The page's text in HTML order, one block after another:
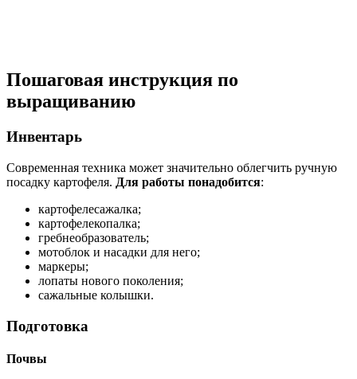
Пошаговая инструкция по
выращиванию
Инвентарь
Современная техника может значительно облегчить ручную
посадку картофеля. Для работы понадобится:
картофелесажалка;
картофелекопалка;
гребнеобразователь;
мотоблок и насадки для него;
маркеры;
лопаты нового поколения;
сажальные колышки.
Подготовка
Почвы